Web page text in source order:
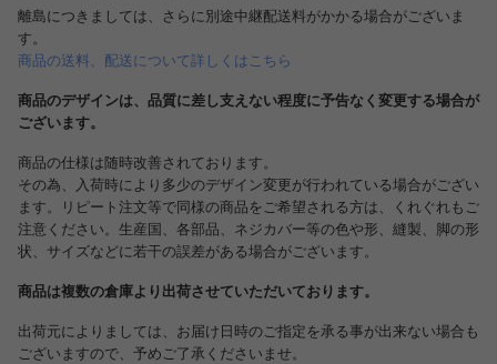
離島につきましては、さらに別途中継配送料がかかる場合がございま
す。
商品の送料、配送について詳しくはこちら
商品のデザインは、品質に差し支えない程度に予告なく変更する場合が
ございます。
商品の仕様は随時改善されております。
その為、入荷時により多少のデザイン変更が行われている場合がござい
ます。リピート注文等で同様の商品をご希望される方は、くれぐれもご
注意ください。生産国、各部品、ネジカバー等の色や形、縫製、脚の形
状、サイズなどに若干の誤差がある場合がございます。
商品は複数の倉庫より出荷させていただいております。
出荷元によりましては、お届け日時のご指定を承る事が出来ない場合も
ございますので、予めご了承くださいませ。